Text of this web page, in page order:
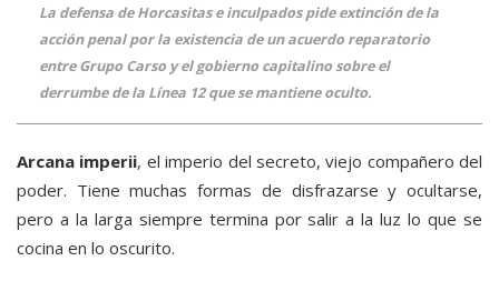
La defensa de Horcasitas e inculpados pide extinción de la
acción penal por la existencia de un acuerdo reparatorio
entre Grupo Carso y el gobierno capitalino sobre el
derrumbe de la Línea 12 que se mantiene oculto.
Arcana imperii, el imperio del secreto, viejo compañero del
poder. Tiene muchas formas de disfrazarse y ocultarse,
pero a la larga siempre termina por salir a la luz lo que se
cocina en lo oscurito.